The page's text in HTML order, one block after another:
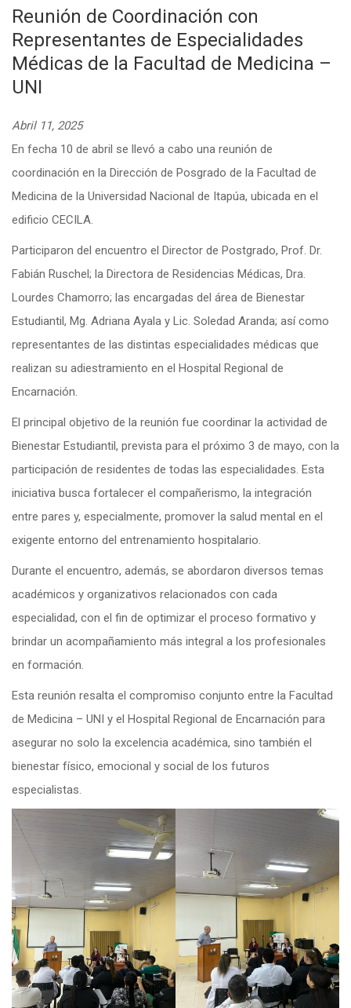
Reunión de Coordinación con
Representantes de Especialidades
Médicas de la Facultad de Medicina –
UNI
Abril 11, 2025
En fecha 10 de abril se llevó a cabo una reunión de
coordinación en la Dirección de Posgrado de la Facultad de
Medicina de la Universidad Nacional de Itapúa, ubicada en el
edificio CECILA.
Participaron del encuentro el Director de Postgrado, Prof. Dr.
Fabián Ruschel; la Directora de Residencias Médicas, Dra.
Lourdes Chamorro; las encargadas del área de Bienestar
Estudiantil, Mg. Adriana Ayala y Lic. Soledad Aranda; así como
representantes de las distintas especialidades médicas que
realizan su adiestramiento en el Hospital Regional de
Encarnación.
El principal objetivo de la reunión fue coordinar la actividad de
Bienestar Estudiantil, prevista para el próximo 3 de mayo, con la
participación de residentes de todas las especialidades. Esta
iniciativa busca fortalecer el compañerismo, la integración
entre pares y, especialmente, promover la salud mental en el
exigente entorno del entrenamiento hospitalario.
Durante el encuentro, además, se abordaron diversos temas
académicos y organizativos relacionados con cada
especialidad, con el fin de optimizar el proceso formativo y
brindar un acompañamiento más integral a los profesionales
en formación.
Esta reunión resalta el compromiso conjunto entre la Facultad
de Medicina – UNI y el Hospital Regional de Encarnación para
asegurar no solo la excelencia académica, sino también el
bienestar físico, emocional y social de los futuros
especialistas.